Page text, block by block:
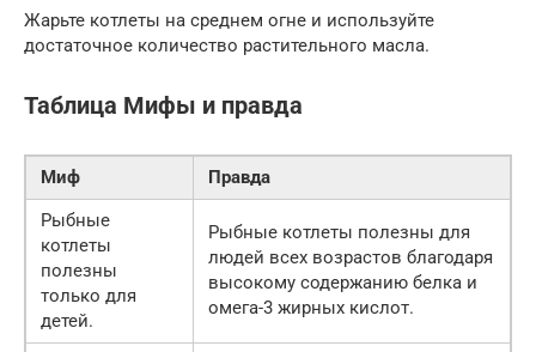
Жарьте котлеты на среднем огне и используйте
достаточное количество растительного масла.
Таблица Мифы и правда
Миф
Правда
Рыбные
котлеты
полезны
только для
детей.
Рыбные котлеты полезны для
людей всех возрастов благодаря
высокому содержанию белка и
омега-3 жирных кислот.